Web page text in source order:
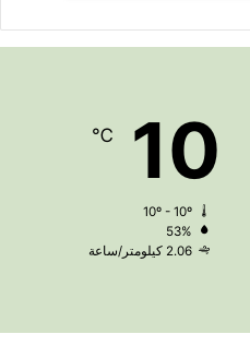
10
℃
53%
2.06 كيلومتر/ساعة